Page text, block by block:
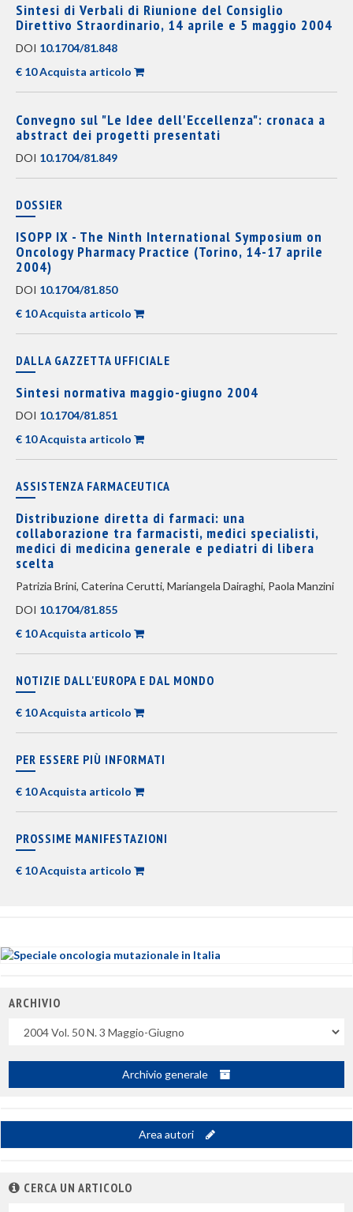
Sintesi di Verbali di Riunione del Consiglio
Direttivo Straordinario, 14 aprile e 5 maggio 2004
DOI 10.1704/81.848
€ 10 Acquista articolo
Convegno sul "Le Idee dell'Eccellenza": cronaca a
abstract dei progetti presentati
DOI 10.1704/81.849
DOSSIER
ISOPP IX - The Ninth International Symposium on
Oncology Pharmacy Practice (Torino, 14-17 aprile
2004)
DOI 10.1704/81.850
€ 10 Acquista articolo
DALLA GAZZETTA UFFICIALE
Sintesi normativa maggio-giugno 2004
DOI 10.1704/81.851
€ 10 Acquista articolo
ASSISTENZA FARMACEUTICA
Distribuzione diretta di farmaci: una
collaborazione tra farmacisti, medici specialisti,
medici di medicina generale e pediatri di libera
scelta
Patrizia Brini, Caterina Cerutti, Mariangela Dairaghi, Paola Manzini
DOI 10.1704/81.855
€ 10 Acquista articolo
NOTIZIE DALL'EUROPA E DAL MONDO
€ 10 Acquista articolo
PER ESSERE PIÙ INFORMATI
€ 10 Acquista articolo
PROSSIME MANIFESTAZIONI
€ 10 Acquista articolo
ARCHIVIO
Archivio generale
Area autori
CERCA UN ARTICOLO